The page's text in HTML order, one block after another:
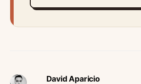
David Aparicio